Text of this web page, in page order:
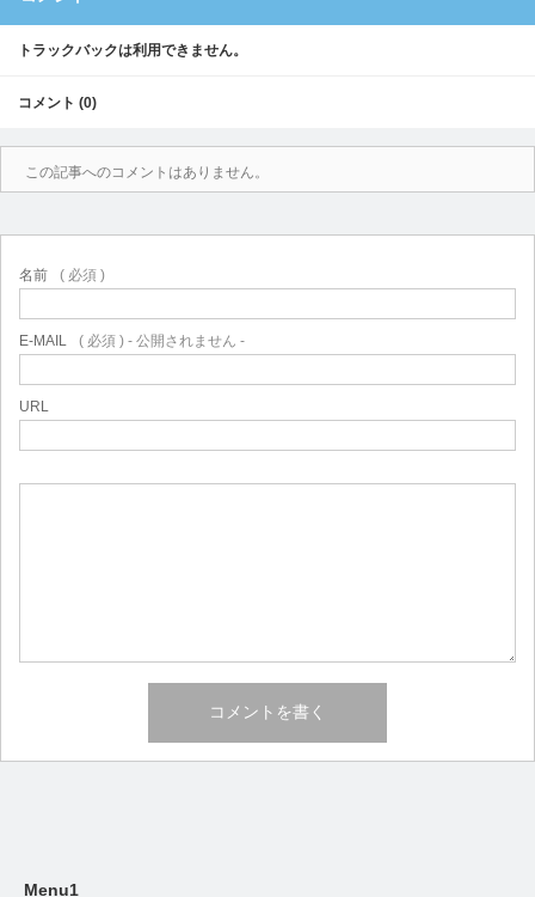
トラックバックは利用できません。
コメント (0)
この記事へのコメントはありません。
名前 ( 必須 )
E-MAIL ( 必須 ) - 公開されません -
URL
Menu1